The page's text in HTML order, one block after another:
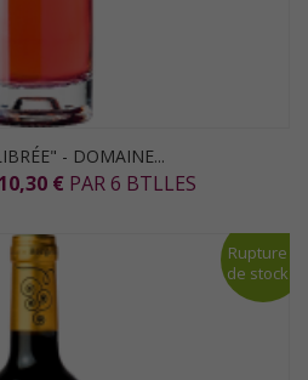
- DOMAINE...
10,30 € PAR 6 BTLLES
Rupture
de stock